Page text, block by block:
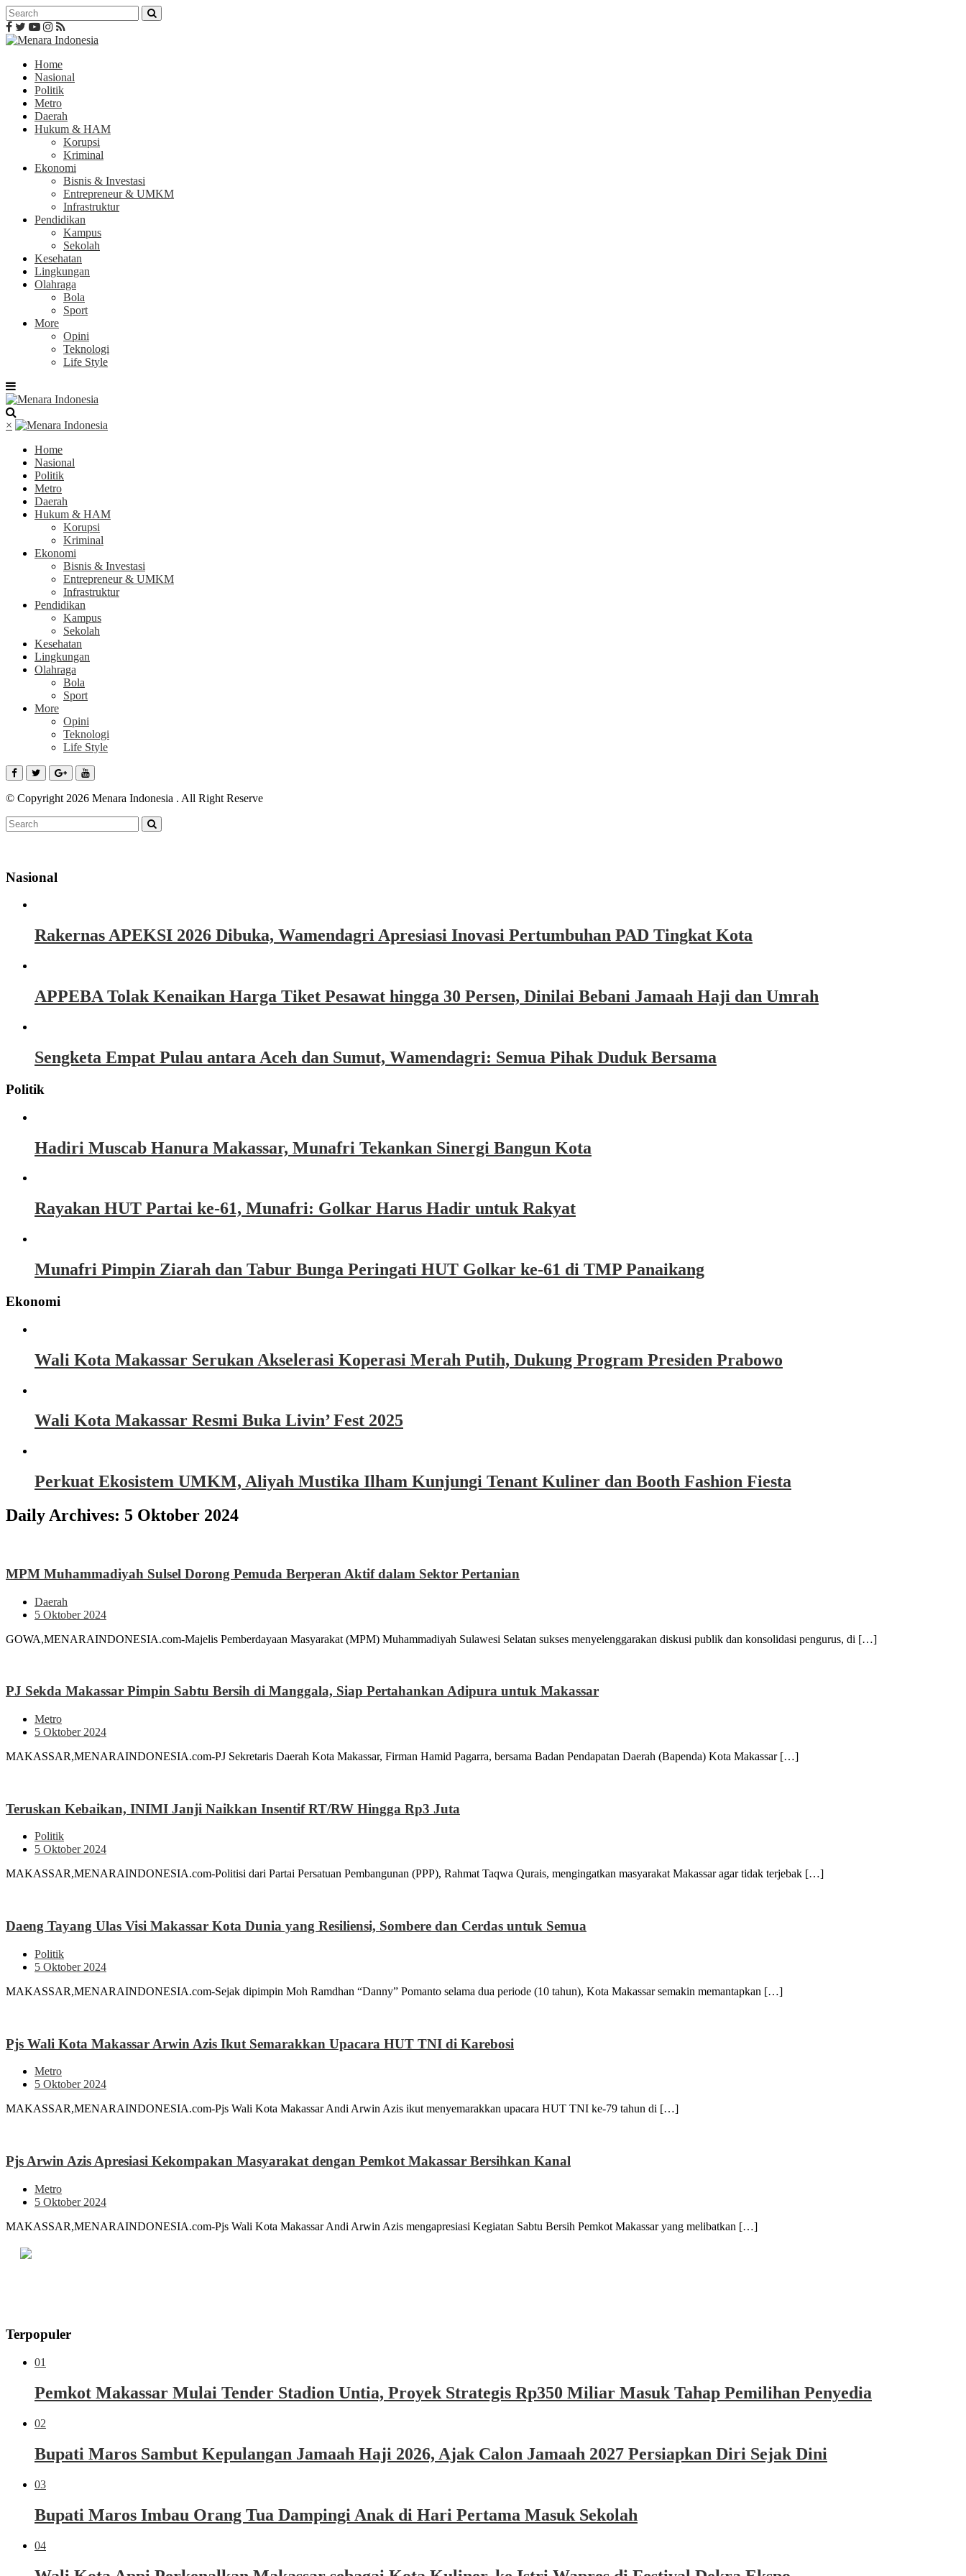
Home
Nasional
Politik
Metro
Daerah
Hukum & HAM
Korupsi
Kriminal
Ekonomi
Bisnis & Investasi
Entrepreneur & UMKM
Infrastruktur
Pendidikan
Kampus
Sekolah
Kesehatan
Lingkungan
Olahraga
Bola
Sport
More
Opini
Teknologi
Life Style
×
Home
Nasional
Politik
Metro
Daerah
Hukum & HAM
Korupsi
Kriminal
Ekonomi
Bisnis & Investasi
Entrepreneur & UMKM
Infrastruktur
Pendidikan
Kampus
Sekolah
Kesehatan
Lingkungan
Olahraga
Bola
Sport
More
Opini
Teknologi
Life Style
© Copyright 2026 Menara Indonesia . All Right Reserve
Nasional
Rakernas APEKSI 2026 Dibuka, Wamendagri Apresiasi Inovasi Pertumbuhan PAD Tingkat Kota
APPEBA Tolak Kenaikan Harga Tiket Pesawat hingga 30 Persen, Dinilai Bebani Jamaah Haji dan Umrah
Sengketa Empat Pulau antara Aceh dan Sumut, Wamendagri: Semua Pihak Duduk Bersama
Politik
Hadiri Muscab Hanura Makassar, Munafri Tekankan Sinergi Bangun Kota
Rayakan HUT Partai ke-61, Munafri: Golkar Harus Hadir untuk Rakyat
Munafri Pimpin Ziarah dan Tabur Bunga Peringati HUT Golkar ke-61 di TMP Panaikang
Ekonomi
Wali Kota Makassar Serukan Akselerasi Koperasi Merah Putih, Dukung Program Presiden Prabowo
Wali Kota Makassar Resmi Buka Livin’ Fest 2025
Perkuat Ekosistem UMKM, Aliyah Mustika Ilham Kunjungi Tenant Kuliner dan Booth Fashion Fiesta
Daily Archives: 5 Oktober 2024
MPM Muhammadiyah Sulsel Dorong Pemuda Berperan Aktif dalam Sektor Pertanian
Daerah
5 Oktober 2024
GOWA,MENARAINDONESIA.com-Majelis Pemberdayaan Masyarakat (MPM) Muhammadiyah Sulawesi Selatan sukses menyelenggarakan diskusi publik dan konsolidasi pengurus, di […]
PJ Sekda Makassar Pimpin Sabtu Bersih di Manggala, Siap Pertahankan Adipura untuk Makassar
Metro
5 Oktober 2024
MAKASSAR,MENARAINDONESIA.com-PJ Sekretaris Daerah Kota Makassar, Firman Hamid Pagarra, bersama Badan Pendapatan Daerah (Bapenda) Kota Makassar […]
Teruskan Kebaikan, INIMI Janji Naikkan Insentif RT/RW Hingga Rp3 Juta
Politik
5 Oktober 2024
MAKASSAR,MENARAINDONESIA.com-Politisi dari Partai Persatuan Pembangunan (PPP), Rahmat Taqwa Qurais, mengingatkan masyarakat Makassar agar tidak terjebak […]
Daeng Tayang Ulas Visi Makassar Kota Dunia yang Resiliensi, Sombere dan Cerdas untuk Semua
Politik
5 Oktober 2024
MAKASSAR,MENARAINDONESIA.com-Sejak dipimpin Moh Ramdhan “Danny” Pomanto selama dua periode (10 tahun), Kota Makassar semakin memantapkan […]
Pjs Wali Kota Makassar Arwin Azis Ikut Semarakkan Upacara HUT TNI di Karebosi
Metro
5 Oktober 2024
MAKASSAR,MENARAINDONESIA.com-Pjs Wali Kota Makassar Andi Arwin Azis ikut menyemarakkan upacara HUT TNI ke-79 tahun di […]
Pjs Arwin Azis Apresiasi Kekompakan Masyarakat dengan Pemkot Makassar Bersihkan Kanal
Metro
5 Oktober 2024
MAKASSAR,MENARAINDONESIA.com-Pjs Wali Kota Makassar Andi Arwin Azis mengapresiasi Kegiatan Sabtu Bersih Pemkot Makassar yang melibatkan […]
Terpopuler
01
Pemkot Makassar Mulai Tender Stadion Untia, Proyek Strategis Rp350 Miliar Masuk Tahap Pemilihan Penyedia
02
Bupati Maros Sambut Kepulangan Jamaah Haji 2026, Ajak Calon Jamaah 2027 Persiapkan Diri Sejak Dini
03
Bupati Maros Imbau Orang Tua Dampingi Anak di Hari Pertama Masuk Sekolah
04